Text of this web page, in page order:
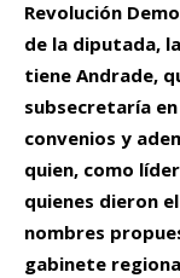
Revolución
de la diputada,
tiene Andrade,
subsecretaría
convenios y
quien, como
quienes dieron
nombres
gabinete